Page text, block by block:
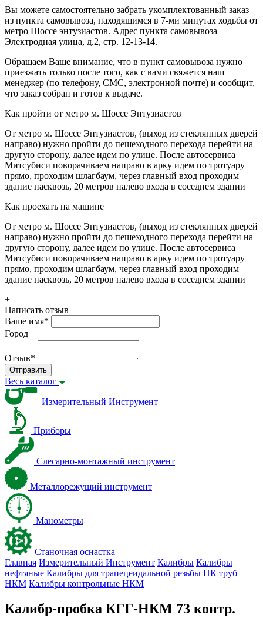
Вы можете самостоятельно забрать укомплектованный заказ
из пункта самовывоза, находящимся в 7-ми минутах ходьбы от
метро Шоссе энтузиастов. Адрес пункта самовывоза
Электродная улица, д.2, стр. 12-13-14.
Обращаем Ваше внимание, что в пункт самовывоза нужно
приезжать только после того, как с вами свяжется наш
менеджер (по телефону, СМС, электронной почте) и сообщит,
что заказ собран и готов к выдаче.
Как пройти от метро м. Шоссе Энтузиастов
От метро м. Шоссе Энтузиастов, (выход из стеклянных дверей
направо) нужно пройти до пешеходного перехода перейти на
другую сторону, далее идем по улице. После автосервиса
Митсубиси поворачиваем направо в арку идем по тротуару
прямо, проходим шлагбаум, через главный вход проходим
здание насквозь, 20 метров налево входа в соседнем здании
Как проехать на машине
От метро м. Шоссе Энтузиастов, (выход из стеклянных дверей
направо) нужно пройти до пешеходного перехода перейти на
другую сторону, далее идем по улице. После автосервиса
Митсубиси поворачиваем направо в арку идем по тротуару
прямо, проходим шлагбаум, через главный вход проходим
здание насквозь, 20 метров налево входа в соседнем здании
+
Написать отзыв
Ваше имя*
Город
Отзыв*
Отправить
Весь каталог
Измерительный Инструмент
Приборы
Слесарно-монтажный инструмент
Металлорежущий инструмент
Манометры
Станочная оснастка
Главная Измерительный Инструмент Калибры Калибры
нефтяные Калибры для трапецеидальной резьбы НК труб
НКМ Калибры контрольные НКМ
Калибр-пробка КГГ-НКМ 73 контр.